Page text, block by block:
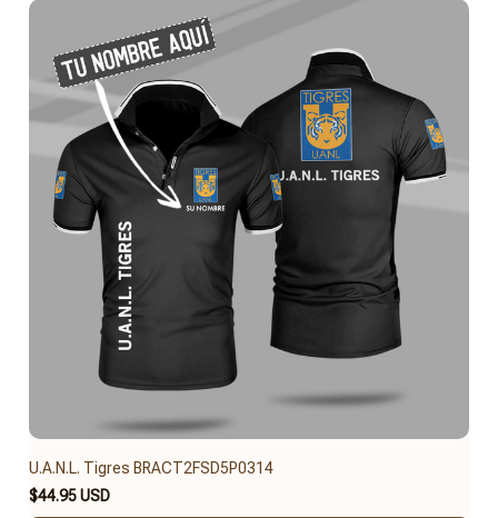
U.A.N.L. Tigres BRACT2FSD5P0314
$44.95 USD